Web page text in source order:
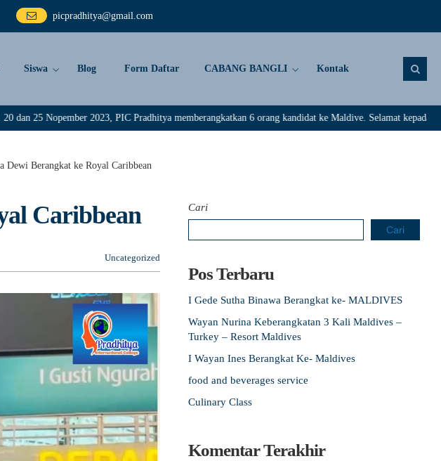
picpradhitya@gmail.com
Siswa Blog Form Daftar CABANG BANGLI Kontak
2023, PIC Pradhitya memberangkatkan 6 orang kandidat ke Maldive. Selamat kepada : Rivaldi,
Dewi Berangkat ke Royal Caribbean
Caribbean
Uncategorized
Cari
Cari
Pos Terbaru
I Gede Sutha Binawa Berangkat ke- MALDIVES
Wayan Nurina Keberangkatan 3 Kali Maldives –
Turkey – Resort Maldives
I Wayan Ines Berangkat Ke- Maldives
food and beverages service
Culinary Class
Komentar Terakhir